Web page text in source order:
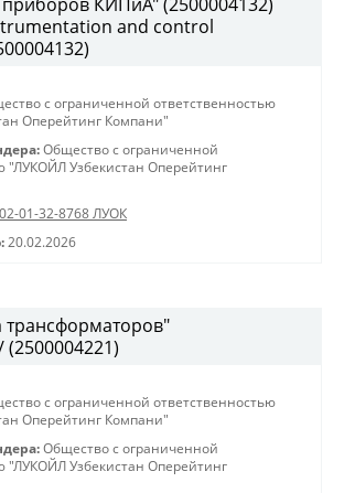
and control
с ограниченной ответственностью
Оперейтинг Компани"
Общество с ограниченной
"ЛУКОЙЛ Узбекистан Оперейтинг
01-32-8768 ЛУОК
20.02.2026
(2500004221)
с ограниченной ответственностью
Оперейтинг Компани"
Общество с ограниченной
"ЛУКОЙЛ Узбекистан Оперейтинг